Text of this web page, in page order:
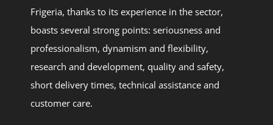
Frigeria, thanks to its experience in the sector,
boasts several strong points: seriousness and
professionalism, dynamism and flexibility,
research and development, quality and safety,
short delivery times, technical assistance and
customer care.